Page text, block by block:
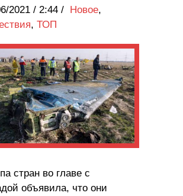
2021 / 2:44 / Новое,
, ТОП
стран во главе с
объявила, что они